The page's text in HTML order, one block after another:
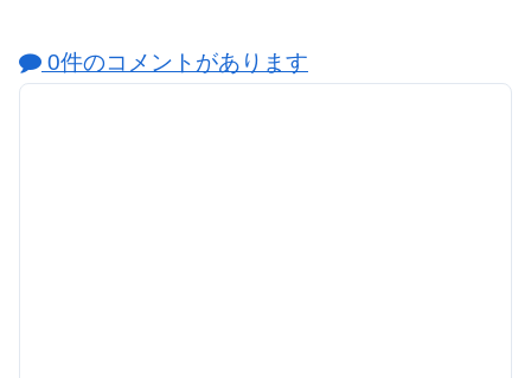
0件のコメントがあります